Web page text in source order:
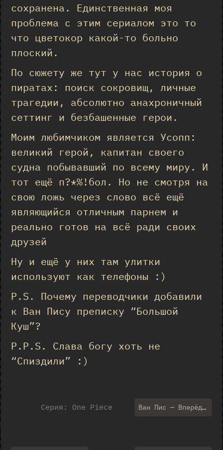
сохранена. Единственная моя
проблема с этим сериалом это то
что цветокор какой-то больно
плоский.
По сюжету же тут у нас история о
пиратах: поиск сокровищ, личные
трагедии, абсолютно анахроничный
сеттинг и безбашенные герои.
Моим любимчиком является Усопп:
великий герой, капитан своего
судна побывавший по всему миру. И
тот ещё п?*%!бол. Но не смотря на
свою ложь через слово всё ещё
являющийся отличным парнем и
реально готов на всё ради своих
друзей
Ну и ещё у них там улитки
используют как телефоны :)
P.S. Почему переводчики добавили
к Ван Пису преписку “Большой
Куш”?
P.P.S. Слава богу хоть не
“Спиздили” :)
Серия: One Piece Ван Пис — Вперёд на Гранд Лайн >